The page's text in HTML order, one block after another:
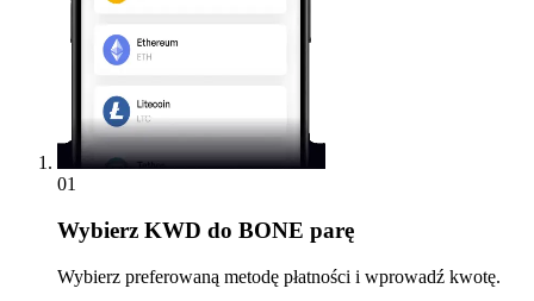
01
Wybierz KWD do BONE parę
Wybierz preferowaną metodę płatności i wprowadź kwotę.